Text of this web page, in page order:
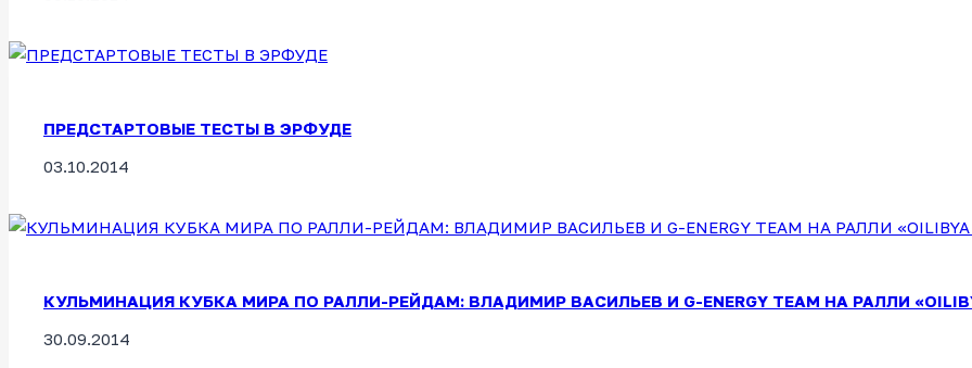
ПРЕДСТАРТОВЫЕ ТЕСТЫ В ЭРФУДЕ
03.10.2014
КУЛЬМИНАЦИЯ КУБКА МИРА ПО РАЛЛИ-РЕЙДАМ: ВЛАДИМИР ВАСИЛЬЕВ И G-ENERGY TEAM НА РАЛЛИ
30.09.2014